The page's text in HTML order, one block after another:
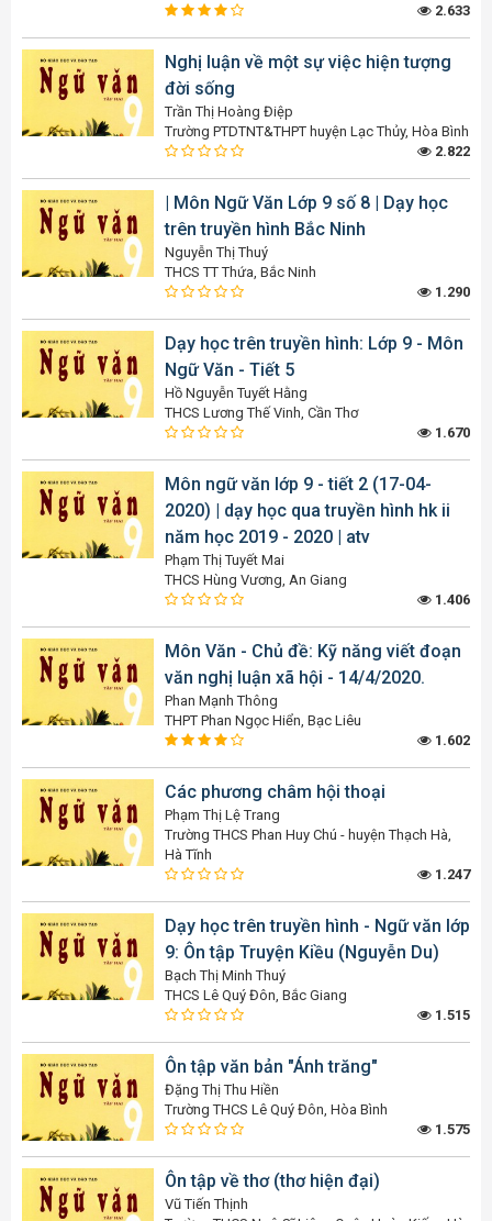
2.633
Nghị luận về một sự việc hiện tượng
đời sống
Trần Thị Hoàng Điệp
Trường PTDTNT&THPT huyện Lạc Thủy, Hòa Bình
2.822
| Môn Ngữ Văn Lớp 9 số 8 | Dạy học
trên truyền hình Bắc Ninh
Nguyễn Thị Thuý
THCS TT Thứa, Bắc Ninh
1.290
Dạy học trên truyền hình: Lớp 9 - Môn
Ngữ Văn - Tiết 5
Hồ Nguyễn Tuyết Hằng
THCS Lương Thế Vinh, Cần Thơ
1.670
Môn ngữ văn lớp 9 - tiết 2 (17-04-
2020) | dạy học qua truyền hình hk ii
năm học 2019 - 2020 | atv
Phạm Thị Tuyết Mai
THCS Hùng Vương, An Giang
1.406
Môn Văn - Chủ đề: Kỹ năng viết đoạn
văn nghị luận xã hội - 14/4/2020.
Phan Mạnh Thông
THPT Phan Ngọc Hiển, Bạc Liêu
1.602
Các phương châm hội thoại
Phạm Thị Lệ Trang
Trường THCS Phan Huy Chú - huyện Thạch Hà,
Hà Tĩnh
1.247
Dạy học trên truyền hình - Ngữ văn lớp
9: Ôn tập Truyện Kiều (Nguyễn Du)
Bạch Thị Minh Thuý
THCS Lê Quý Đôn, Bắc Giang
1.515
Ôn tập văn bản "Ánh trăng"
Đặng Thị Thu Hiền
Trường THCS Lê Quý Đôn, Hòa Bình
1.575
Ôn tập về thơ (thơ hiện đại)
Vũ Tiến Thịnh